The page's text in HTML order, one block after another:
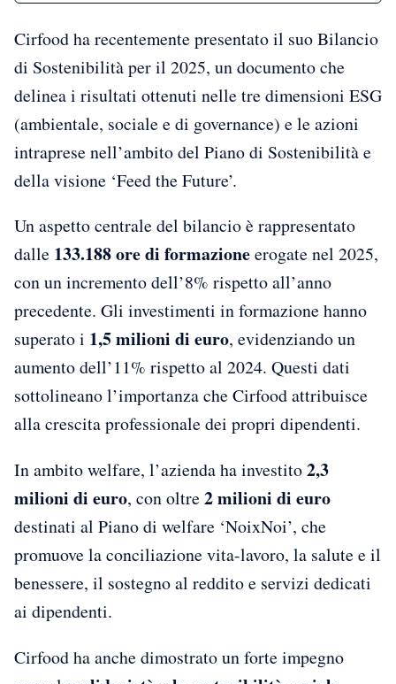
Cirfood ha recentemente presentato il suo Bilancio
di Sostenibilità per il 2025, un documento che
delinea i risultati ottenuti nelle tre dimensioni ESG
(ambientale, sociale e di governance) e le azioni
intraprese nell’ambito del Piano di Sostenibilità e
della visione ‘Feed the Future’.
Un aspetto centrale del bilancio è rappresentato
dalle 133.188 ore di formazioneerogate nel 2025,
con un incremento dell’8% rispetto all’anno
precedente. Gli investimenti in formazione hanno
superato i 1,5 milioni di euro, evidenziando un
aumento dell’11% rispetto al 2024. Questi dati
sottolineano l’importanza che Cirfood attribuisce
alla crescita professionale dei propri dipendenti.
In ambito welfare, l’azienda ha investito2,3
milioni di euro, con oltre 2 milioni di euro
destinati al Piano di welfare ‘NoixNoi’, che
promuove la conciliazione vita-lavoro, la salute e il
benessere, il sostegno al reddito e servizi dedicati
ai dipendenti.
Cirfood ha anche dimostrato un forte impegno